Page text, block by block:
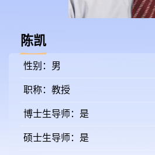
陈凯
性别：男
职称：教授
博士生导师：是
硕士生导师：是